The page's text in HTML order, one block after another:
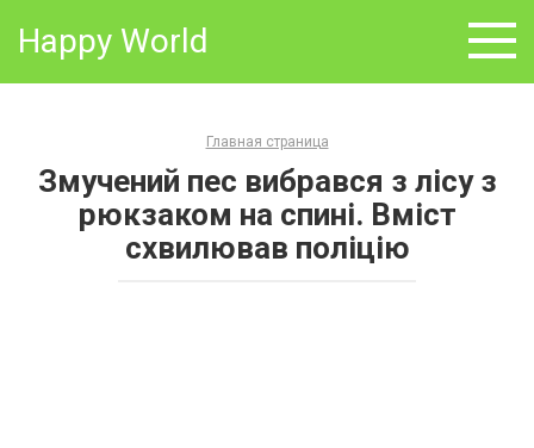
Happy World
Главная страница
Змучений пес вибрався з лісу з
рюкзаком на спині. Вміст
схвилював поліцію